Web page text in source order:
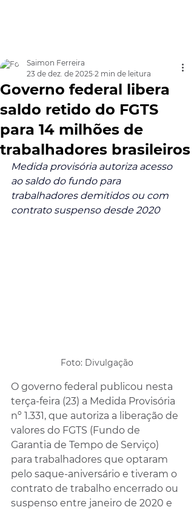
Governo federal libera
saldo retido do FGTS
para 14 milhões de
trabalhadores brasileiros
Saimon Ferreira
23 de dez. de 2025 2 min de leitura
Medida provisória autoriza acesso
ao saldo do fundo para
trabalhadores demitidos ou com
contrato suspenso desde 2020
Foto: Divulgação
O governo federal publicou nesta
terça-feira (23) a Medida Provisória
nº 1.331, que autoriza a liberação de
valores do FGTS (Fundo de
Garantia de Tempo de Serviço)
para trabalhadores que optaram
pelo saque-aniversário e tiveram o
contrato de trabalho encerrado ou
suspenso entre janeiro de 2020 e